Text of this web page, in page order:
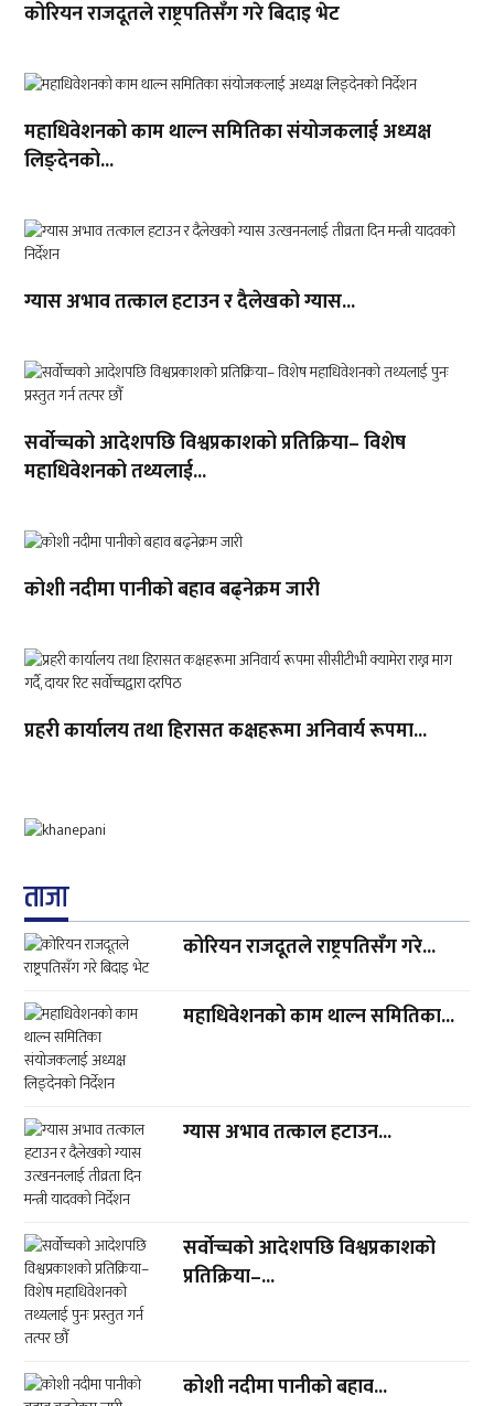
कोरियन राजदूतले राष्ट्रपतिसँग गरे बिदाइ भेट
महाधिवेशनको काम थाल्न समितिका संयोजकलाई अध्यक्ष
लिङ्देनको...
ग्यास अभाव तत्काल हटाउन र दैलेखको ग्यास...
सर्वोच्चको आदेशपछि विश्वप्रकाशको प्रतिक्रिया– विशेष
महाधिवेशनको तथ्यलाई...
कोशी नदीमा पानीको बहाव बढ्नेक्रम जारी
प्रहरी कार्यालय तथा हिरासत कक्षहरूमा अनिवार्य रूपमा...
ताजा
कोरियन राजदूतले राष्ट्रपतिसँग गरे...
महाधिवेशनको काम थाल्न समितिका...
ग्यास अभाव तत्काल हटाउन...
सर्वोच्चको आदेशपछि विश्वप्रकाशको
प्रतिक्रिया–...
कोशी नदीमा पानीको बहाव...